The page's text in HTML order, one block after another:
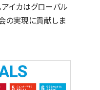
イカはグローバル
の実現に貢献しま